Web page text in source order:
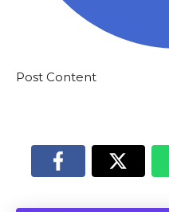
Post Content